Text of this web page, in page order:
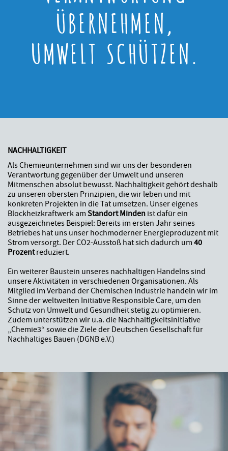
ÜBERNEHMEN,
UMWELT SCHÜTZEN.
NACHHALTIGKEIT
Als Chemieunternehmen sind wir uns der besonderen
Verantwortung gegenüber der Umwelt und unseren
Mitmenschen absolut bewusst. Nachhaltigkeit gehört deshalb
zu unseren obersten Prinzipien, die wir leben und mit
konkreten Projekten in die Tat umsetzen. Unser eigenes
Blockheizkraftwerk am Standort Minden ist dafür ein
ausgezeichnetes Beispiel: Bereits im ersten Jahr seines
Betriebes hat uns unser hochmoderner Energieproduzent mit
Strom versorgt. Der CO2-Ausstoß hat sich dadurch um 40
Prozentreduziert.
Ein weiterer Baustein unseres nachhaltigen Handelns sind
unsere Aktivitäten in verschiedenen Organisationen. Als
Mitglied im Verband der Chemischen Industrie handeln wir im
Sinne der weltweiten Initiative Responsible Care, um den
Schutz von Umwelt und Gesundheit stetig zu optimieren.
Zudem unterstützen wir u.a. die Nachhaltigkeitsinitiative
„Chemie3“ sowie die Ziele der Deutschen Gesellschaft für
Nachhaltiges Bauen (DGNB e.V.)